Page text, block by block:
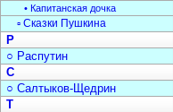
• Капитанская дочка
▫ Сказки Пушкина
Р
○ Распутин
С
○ Салтыков-Щедрин
Т